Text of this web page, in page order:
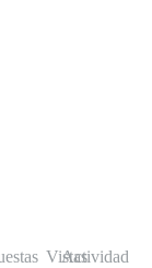
Vistas
Actividad